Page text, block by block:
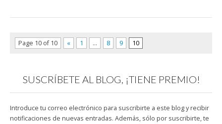
Page 10 of 10 « 1 … 8 9 10
SUSCRÍBETE AL BLOG, ¡TIENE PREMIO!
Introduce tu correo electrónico para suscribirte a este blog y recibir
notificaciones de nuevas entradas. Además, sólo por suscribirte, te